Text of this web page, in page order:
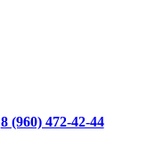
8 (960) 472-42-44